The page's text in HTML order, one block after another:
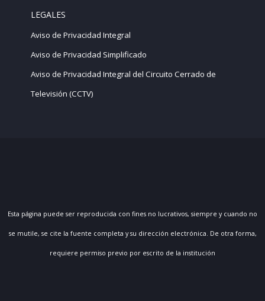
LEGALES
Aviso de Privacidad Integral
Aviso de Privacidad Simplificado
Aviso de Privacidad Integral del Circuito Cerrado de
Televisión (CCTV)
Esta página puede ser reproducida con fines no lucrativos, siempre y cuando no
se mutile, se cite la fuente completa y su dirección electrónica. De otra forma,
requiere permiso previo por escrito de la institución